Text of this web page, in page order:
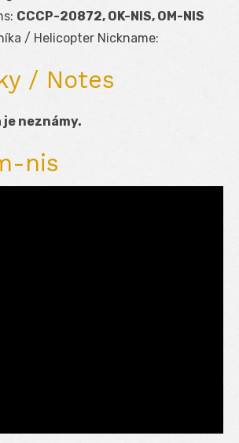
CCCP-20872, OK-NIS, OM-NIS
/ Helicopter Nickname:
/ Notes
neznámy.
nis